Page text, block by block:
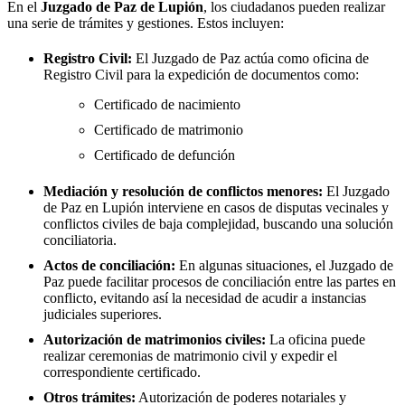
En el Juzgado de Paz de Lupión, los ciudadanos pueden realizar
una serie de trámites y gestiones. Estos incluyen:
Registro Civil: El Juzgado de Paz actúa como oficina de
Registro Civil para la expedición de documentos como:
Certificado de nacimiento
Certificado de matrimonio
Certificado de defunción
Mediación y resolución de conflictos menores: El Juzgado
de Paz en Lupión interviene en casos de disputas vecinales y
conflictos civiles de baja complejidad, buscando una solución
conciliatoria.
Actos de conciliación: En algunas situaciones, el Juzgado de
Paz puede facilitar procesos de conciliación entre las partes en
conflicto, evitando así la necesidad de acudir a instancias
judiciales superiores.
Autorización de matrimonios civiles: La oficina puede
realizar ceremonias de matrimonio civil y expedir el
correspondiente certificado.
Otros trámites: Autorización de poderes notariales y